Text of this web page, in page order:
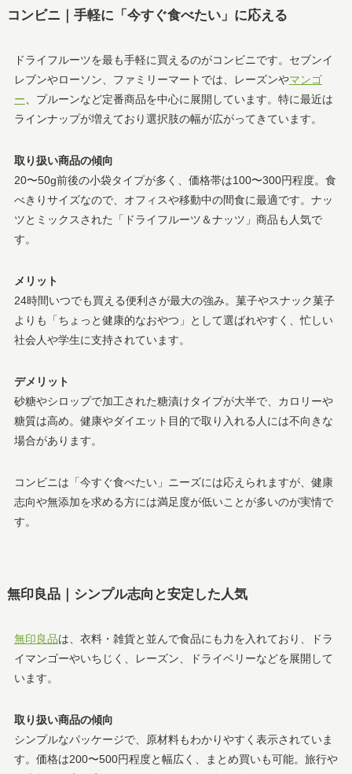
コンビニ｜手軽に「今すぐ食べたい」に応える
ドライフルーツを最も手軽に買えるのがコンビニです。セブンイ
レブンやローソン、ファミリーマートでは、レーズンやマンゴ
ー、プルーンなど定番商品を中心に展開しています。特に最近は
ラインナップが増えており選択肢の幅が広がってきています。
取り扱い商品の傾向
20〜50g前後の小袋タイプが多く、価格帯は100〜300円程度。食
べきりサイズなので、オフィスや移動中の間食に最適です。ナッ
ツとミックスされた「ドライフルーツ＆ナッツ」商品も人気で
す。
メリット
24時間いつでも買える便利さが最大の強み。菓子やスナック菓子
よりも「ちょっと健康的なおやつ」として選ばれやすく、忙しい
社会人や学生に支持されています。
デメリット
砂糖やシロップで加工された糖漬けタイプが大半で、カロリーや
糖質は高め。健康やダイエット目的で取り入れる人には不向きな
場合があります。
コンビニは「今すぐ食べたい」ニーズには応えられますが、健康
志向や無添加を求める方には満足度が低いことが多いのが実情で
す。
無印良品｜シンプル志向と安定した人気
無印良品は、衣料・雑貨と並んで食品にも力を入れており、ドラ
イマンゴーやいちじく、レーズン、ドライベリーなどを展開して
います。
取り扱い商品の傾向
シンプルなパッケージで、原材料もわかりやすく表示されていま
す。価格は200〜500円程度と幅広く、まとめ買いも可能。旅行や